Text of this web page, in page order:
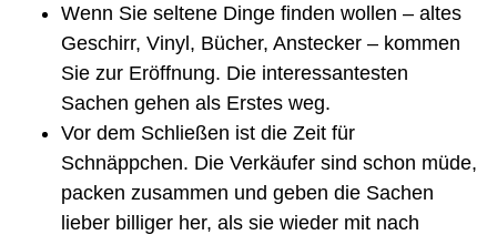
Wenn Sie seltene Dinge finden wollen – altes
Geschirr, Vinyl, Bücher, Anstecker – kommen
Sie zur Eröffnung. Die interessantesten
Sachen gehen als Erstes weg.
Vor dem Schließen ist die Zeit für
Schnäppchen. Die Verkäufer sind schon müde,
packen zusammen und geben die Sachen
lieber billiger her, als sie wieder mit nach